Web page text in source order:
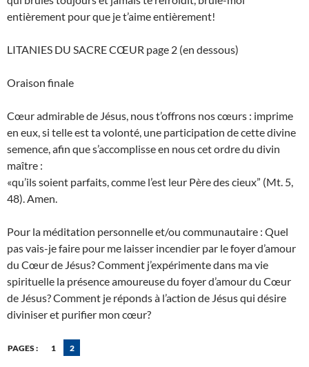
entièrement pour que je t’aime entièrement!
LITANIES DU SACRE CŒUR page 2 (en dessous)
Oraison finale
Cœur admirable de Jésus, nous t’offrons nos cœurs : imprime
en eux, si telle est ta volonté, une participation de cette divine
semence, afin que s’accomplisse en nous cet ordre du divin
maître :
«qu’ils soient parfaits, comme l’est leur Père des cieux” (Mt. 5,
48). Amen.
Pour la méditation personnelle et/ou communautaire : Quel
pas vais-je faire pour me laisser incendier par le foyer d’amour
du Cœur de Jésus? Comment j’expérimente dans ma vie
spirituelle la présence amoureuse du foyer d’amour du Cœur
de Jésus? Comment je réponds à l’action de Jésus qui désire
diviniser et purifier mon cœur?
PAGES : 1 2